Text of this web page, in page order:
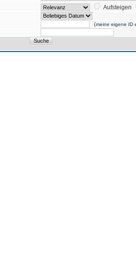
Aufsteigen
(meine eigene ID